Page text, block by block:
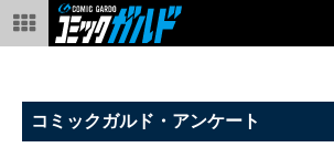
コミックガルド・アンケート